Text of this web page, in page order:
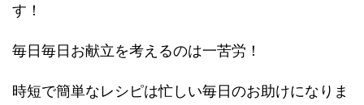
す！
毎日毎日お献立を考えるのは一苦労！
時短で簡単なレシピは忙しい毎日のお助けになりま